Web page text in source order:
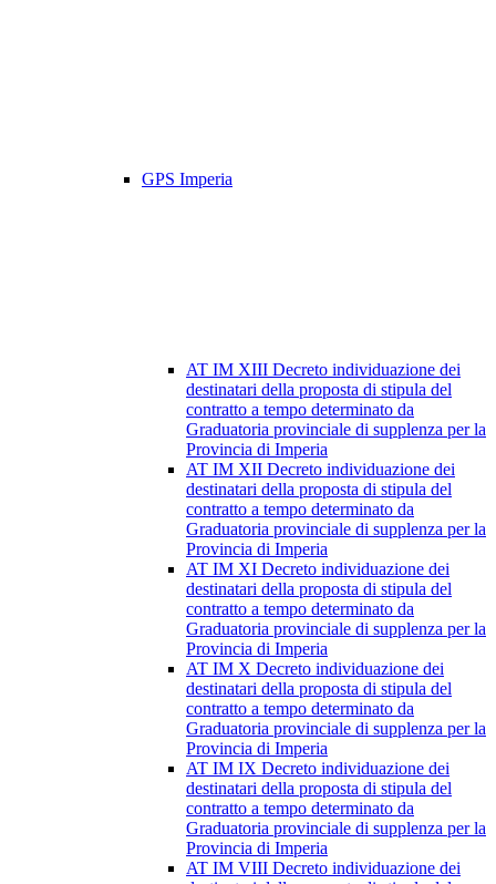
GPS Imperia
AT IM XIII Decreto individuazione dei
destinatari della proposta di stipula del
contratto a tempo determinato da
Graduatoria provinciale di supplenza per la
Provincia di Imperia
AT IM XII Decreto individuazione dei
destinatari della proposta di stipula del
contratto a tempo determinato da
Graduatoria provinciale di supplenza per la
Provincia di Imperia
AT IM XI Decreto individuazione dei
destinatari della proposta di stipula del
contratto a tempo determinato da
Graduatoria provinciale di supplenza per la
Provincia di Imperia
AT IM X Decreto individuazione dei
destinatari della proposta di stipula del
contratto a tempo determinato da
Graduatoria provinciale di supplenza per la
Provincia di Imperia
AT IM IX Decreto individuazione dei
destinatari della proposta di stipula del
contratto a tempo determinato da
Graduatoria provinciale di supplenza per la
Provincia di Imperia
AT IM VIII Decreto individuazione dei